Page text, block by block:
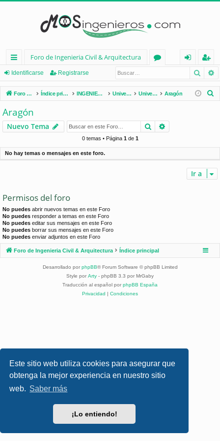
Este sitio web utiliza cookies para asegurar que
obtenga la mejor experiencia en nuestro sitio
web. Saber más
¡Lo entiendo!
nl
ac
es
rá
pi
d
Foro de Ingenieria Civil & Arquitectura
os
nt
ifi
e
eg
ist
ra
Identificarse Registrarse
Foro de Ingenieria Civil & Arquitectura Índice principal INGENIERÍA CIVIL (España) Universidades de España Universidades por Comunidades Aragón
r
Aragón
Nuevo Tema Buscar
0 temas • Página 1de 1
No hay temas o mensajes en este foro.
Ir a
Permisos del foro
No puedes abrir nuevos temas en este Foro
No puedes responder a temas en este Foro
No puedes editar sus mensajes en este Foro
No puedes borrar sus mensajes en este Foro
No puedes enviar adjuntos en este Foro
Foro de Ingenieria Civil & Arquitectura Índice principal
Desarrollado por phpBB® Forum Software © phpBB Limited
Style por Arty - phpBB 3.3 por MrGaby
Traducción al español por phpBB España
Privacidad | Condiciones